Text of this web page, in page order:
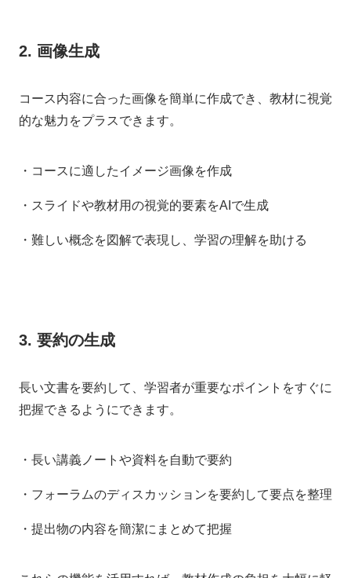
2. 画像生成
コース内容に合った画像を簡単に作成でき、教材に視覚
的な魅力をプラスできます。
・コースに適したイメージ画像を作成
・スライドや教材用の視覚的要素をAIで生成
・難しい概念を図解で表現し、学習の理解を助ける
3. 要約の生成
長い文書を要約して、学習者が重要なポイントをすぐに
把握できるようにできます。
・長い講義ノートや資料を自動で要約
・フォーラムのディスカッションを要約して要点を整理
・提出物の内容を簡潔にまとめて把握